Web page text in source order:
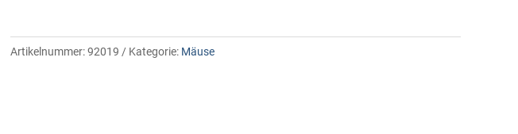
Artikelnummer:92019 Kategorie: Mäuse